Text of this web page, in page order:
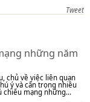
Tweet
những năm
chủ về việc liên quan
ý và cẩn trọng nhiều
chiếu mạng những...